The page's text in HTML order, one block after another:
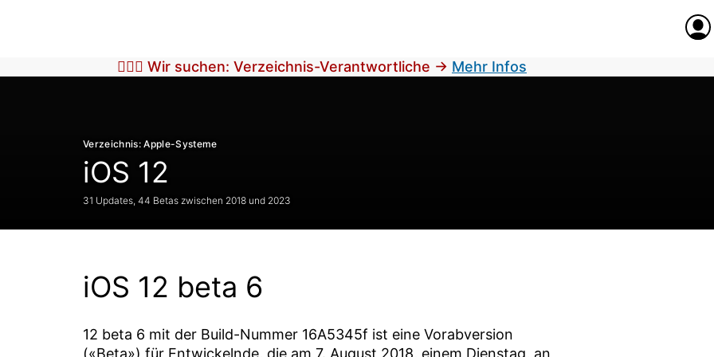
🕵🏼‍♀️ Wir suchen: Verzeichnis-Verantwortliche → Mehr Infos
Verzeichnis: Apple-Systeme
iOS 12
31 Updates, 44 Betas zwischen 2018 und 2023
iOS 12 beta 6
12 beta 6 mit der Build-Nummer 16A5345f ist eine Vorabversion
(«Beta») für Entwickelnde, die am 7. August 2018, einem Dienstag, an